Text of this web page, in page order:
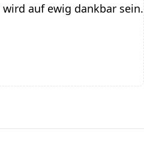
wird auf ewig dankbar sein.